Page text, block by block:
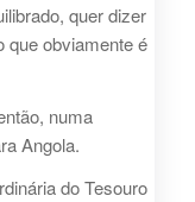
quer dizer
que obviamente é
numa
Angola.
do Tesouro